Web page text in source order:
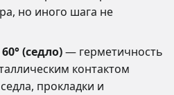
но иного шага не
(седло)— герметичность
контактом
прокладки и